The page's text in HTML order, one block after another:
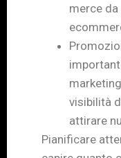
merce
visibilità
attirare
Pianificare